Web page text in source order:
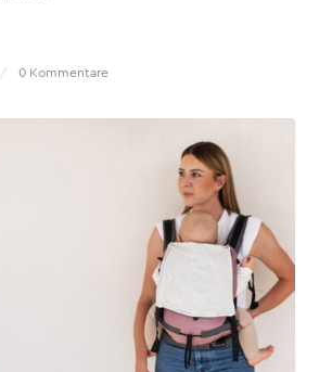
/ 0 Kommentare